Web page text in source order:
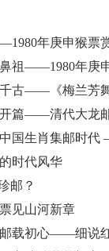
年庚申猴票
祖——1980年庚
古——《梅兰芳
篇——清代大龙
国生肖集邮时
时代风华
邮？
见山河新章
载初心——细说